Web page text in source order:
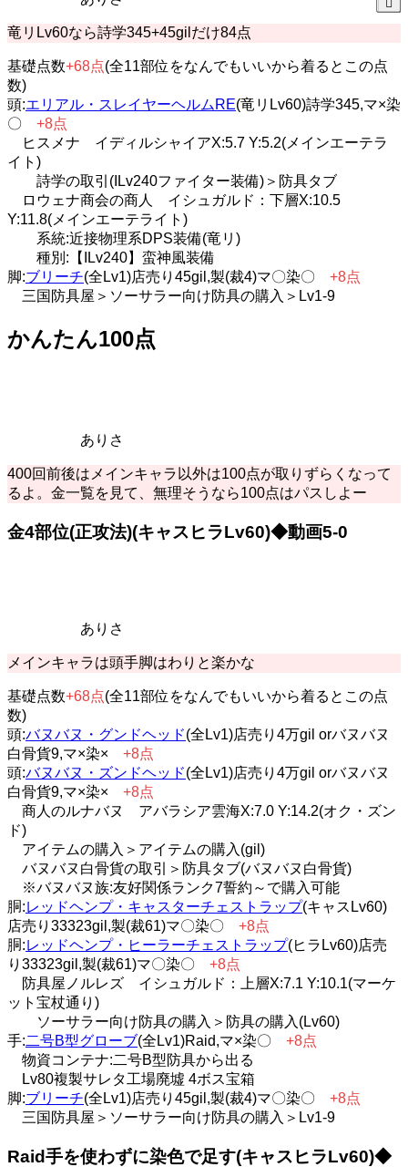
竜リLv60なら詩学345+45gilだけ84点
基礎点数+68点(全11部位をなんでもいいから着るとこの点
数)
頭:エリアル・スレイヤーヘルムRE(竜リLv60)詩学345,マ×染
〇 +8点
ヒスメナ イディルシャイアX:5.7 Y:5.2(メインエーテラ
イト)
詩学の取引(ILv240ファイター装備)＞防具タブ
ロウェナ商会の商人 イシュガルド：下層X:10.5
Y:11.8(メインエーテライト)
系統:近接物理系DPS装備(竜リ)
種別:【ILv240】蛮神風装備
脚:ブリーチ(全Lv1)店売り45gil,製(裁4)マ〇染〇 +8点
三国防具屋＞ソーサラー向け防具の購入＞Lv1-9
かんたん100点
ありさ
400回前後はメインキャラ以外は100点が取りずらくなって
るよ。金一覧を見て、無理そうなら100点はパスしよー
金4部位(正攻法)(キャスヒラLv60)◆動画5-0
ありさ
メインキャラは頭手脚はわりと楽かな
基礎点数+68点(全11部位をなんでもいいから着るとこの点
数)
頭:バヌバヌ・グンドヘッド(全Lv1)店売り4万gil orバヌバヌ
白骨貨9,マ×染× +8点
頭:バヌバヌ・ズンドヘッド(全Lv1)店売り4万gil orバヌバヌ
白骨貨9,マ×染× +8点
商人のルナバヌ アバラシア雲海X:7.0 Y:14.2(オク・ズン
ド)
アイテムの購入＞アイテムの購入(gil)
バヌバヌ白骨貨の取引＞防具タブ(バヌバヌ白骨貨)
※バヌバヌ族:友好関係ランク7誓約～で購入可能
胴:レッドヘンプ・キャスターチェストラップ(キャスLv60)
店売り33323gil,製(裁61)マ〇染〇 +8点
胴:レッドヘンプ・ヒーラーチェストラップ(ヒラLv60)店売
り33323gil,製(裁61)マ〇染〇 +8点
防具屋ノルレズ イシュガルド：上層X:7.1 Y:10.1(マーケ
ット宝杖通り)
ソーサラー向け防具の購入＞防具の購入(Lv60)
手:二号B型グローブ(全Lv1)Raid,マ×染〇 +8点
物資コンテナ:二号B型防具から出る
Lv80複製サレタ工場廃墟 4ボス宝箱
脚:ブリーチ(全Lv1)店売り45gil,製(裁4)マ〇染〇 +8点
三国防具屋＞ソーサラー向け防具の購入＞Lv1-9
Raid手を使わずに染色で足す(キャスヒラLv60)◆